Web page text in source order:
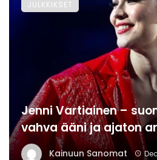
Jenni Vartiainen –
vahva ääni ja ajaton
Kainuun Sanomat
JULKKIKSET